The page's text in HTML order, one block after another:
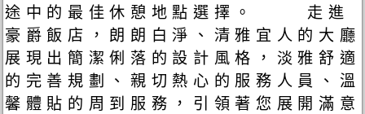
途中的最佳休憩地點選擇。 走進
豪爵飯店，朗朗白淨、清雅宜人的大廳
展現出簡潔俐落的設計風格，淡雅舒適
的完善規劃、親切熱心的服務人員、溫
馨體貼的周到服務，引領著您展開滿意